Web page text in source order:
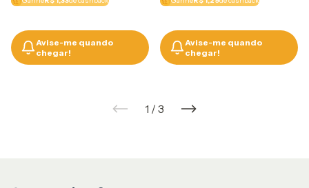
Avise-me quando
chegar!
Avise-me quando
chegar!
1 / 3